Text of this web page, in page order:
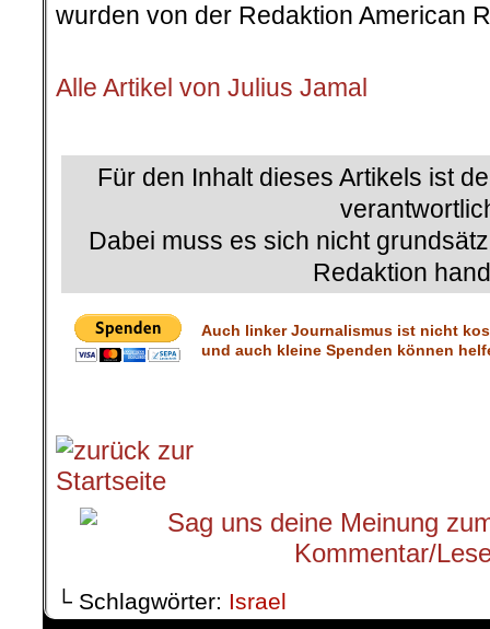
wurden von der Redaktion American
Alle Artikel von Julius Jamal
Für den Inhalt dieses Artikels ist
Dabei muss es sich nicht
Redaktion
Auch linker Journalismus ist nicht
und auch kleine Spenden können
└ Schlagwörter: Israel